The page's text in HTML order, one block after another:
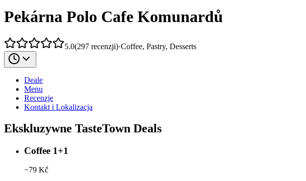
Pekárna Polo Cafe Komunardů
5.0(297 recenzji)·Coffee, Pastry, Desserts
Deale
Menu
Recenzje
Kontakt i Lokalizacja
Ekskluzywne TasteTown Deals
Coffee 1+1
−79 Kč